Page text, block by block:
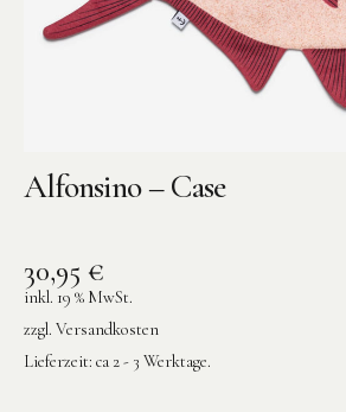
InstagramPinterest
Alfonsino – Case
30,95 €
inkl. 19 % MwSt.
zzgl. Versandkosten
Lieferzeit: ca 2 - 3 Werktage.